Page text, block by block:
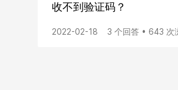
收不到验证码？
2022-02-18 3 个回答 • 643 次